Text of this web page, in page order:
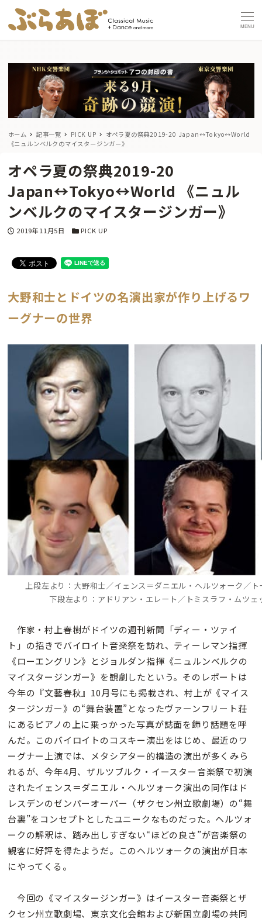
MENU
ホーム 記事一覧 PICK UP
オペラ夏の祭典2019-20 Japan↔Tokyo↔World
《ニュルンベルクのマイスタージンガー》
オペラ夏の祭典2019-20
Japan↔Tokyo↔World 《ニュル
ンベルクのマイスタージンガー》
投稿日
2019年11月5日 カテゴリー
PICK UP
大野和士とドイツの名演出家が作り上げるワ
ーグナーの世界
上段左より：大野和士／イェンス＝ダニエル・ヘルツォーク／
下段左より：アドリアン・エレート／トミスラフ・ムツ
作家・村上春樹がドイツの週刊新聞「ディー・ツァイ
ト」の招きでバイロイト音楽祭を訪れ、ティーレマン指揮
《ローエングリン》とジョルダン指揮《ニュルンベルクの
マイスタージンガー》を観劇したという。そのレポートは
今年の『文藝春秋』10月号にも掲載され、村上が《マイス
タージンガー》の“舞台装置”となったヴァーンフリート荘
にあるピアノの上に乗っかった写真が誌面を飾り話題を呼
んだ。このバイロイトのコスキー演出をはじめ、最近のワ
ーグナー上演では、メタシアター的構造の演出が多くみら
れるが、今年4月、ザルツブルク・イースター音楽祭で初演
されたイェンス＝ダニエル・ヘルツォーク演出の同作はド
レスデンのゼンパーオーパー（ザクセン州立歌劇場）の“舞
台裏”をコンセプトとしたユニークなものだった。ヘルツォ
ークの解釈は、踏み出しすぎない“ほどの良さ”が音楽祭の
観客に好評を得たようだ。このヘルツォークの演出が日本
にやってくる。
今回の《マイスタージンガー》はイースター音楽祭とザ
クセン州立歌劇場、東京文化会館および新国立劇場の共同